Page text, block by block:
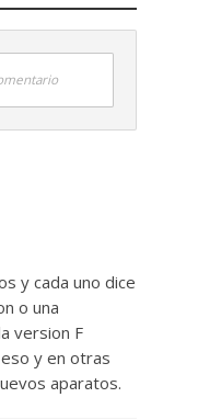
y cada uno dice
o una
version F
y en otras
aparatos.